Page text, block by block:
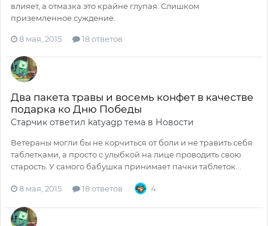
влияет, а отмазка это крайне глупая. Слишком
приземленное суждение.
8 мая, 2015 18 ответов
Два пакета травы и восемь конфет в качестве
подарка ко Дню Победы
Старчик ответил katyagp тема в Новости
Ветераны могли бы не корчиться от боли и не травить себя
таблетками, а просто с улыбкой на лице проводить свою
старость. У самого бабушка принимает пачки таблеток...
8 мая, 2015 18 ответов 4